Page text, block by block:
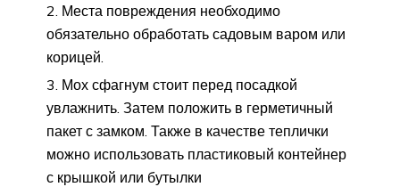
Места повреждения необходимо
обязательно обработать садовым варом или
корицей.
Мох сфагнум стоит перед посадкой
увлажнить. Затем положить в герметичный
пакет с замком. Также в качестве теплички
можно использовать пластиковый контейнер
с крышкой или бутылки